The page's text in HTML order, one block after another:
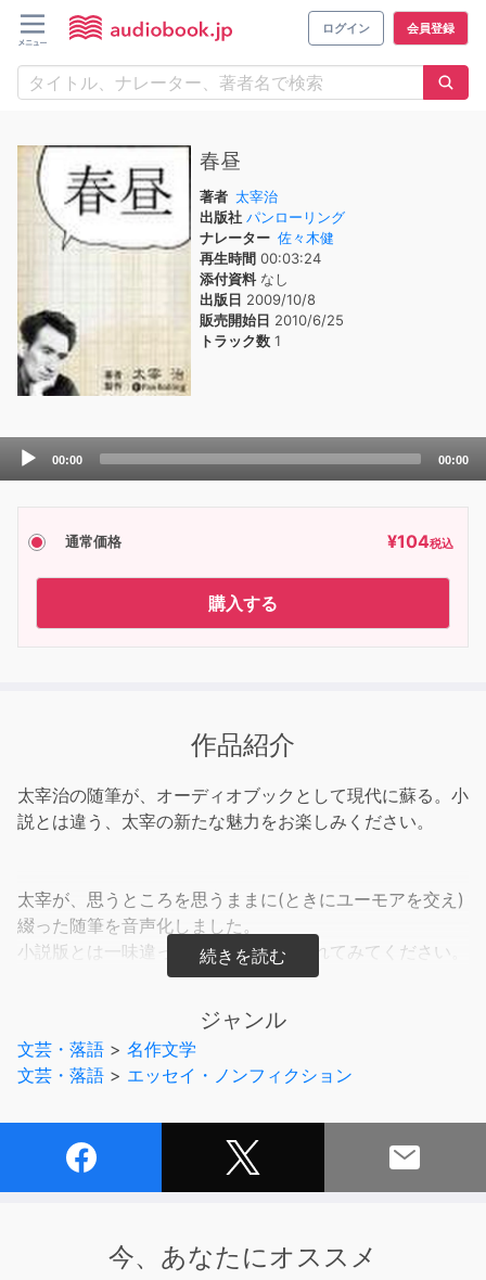
ログイン 会員登録
春昼
著者 太宰治
出版社 パンローリング
ナレーター 佐々木健
再生時間 00:03:24
添付資料なし
出版日 2009/10/8
販売開始日 2010/6/25
トラック数 1
Audio
00:00 00:00
通常価格 ¥104税込
購入する
作品紹介
太宰治の随筆が、オーディオブックとして現代に蘇る。小
説とは違う、太宰の新たな魅力をお楽しみください。
太宰が、思うところを思うままに(ときにユーモアを交え)
綴った随筆を音声化しました。
小説版とは一味違った太宰の魅力に触れてみてください。
今まで知らなかった“太宰”が100円でお楽しみいただけま
※ 本オーディオ商品は、無断で複製・転載・公衆配信でき
る状態にすることは法律により禁じられております。
制作・著作パンローリング株式会社
ジャンル
文芸・落語 > 名作文学
文芸・落語 > エッセイ・ノンフィクション
今、あなたにオススメ